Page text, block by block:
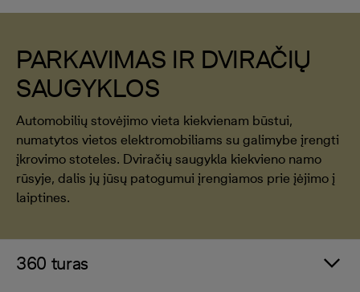
PARKAVIMAS IR DVIRAČIŲ
SAUGYKLOS
Automobilių stovėjimo vieta kiekvienam būstui,
numatytos vietos elektromobiliams su galimybe įrengti
įkrovimo stoteles. Dviračių saugykla kiekvieno namo
rūsyje, dalis jų jūsų patogumui įrengiamos prie įėjimo į
laiptines.
360 turas